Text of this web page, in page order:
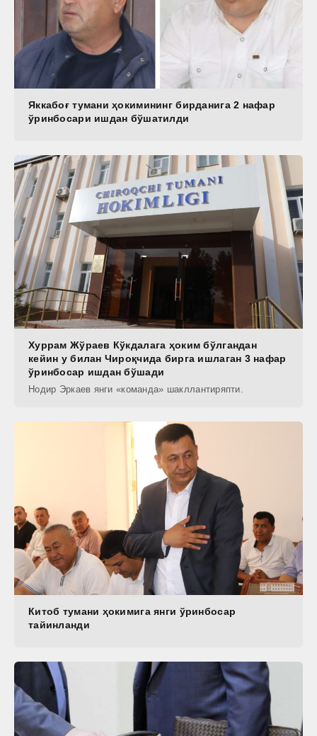
Яккабоғ тумани ҳокимининг бирданига 2 нафар
ўринбосари ишдан бўшатилди
Хуррам Жўраев Кўкдалага ҳоким бўлгандан
кейин у билан Чироқчида бирга ишлаган 3 нафар
ўринбосар ишдан бўшади
Нодир Эркаев янги «команда» шакллантиряпти.
Китоб тумани ҳокимига янги ўринбосар
тайинланди